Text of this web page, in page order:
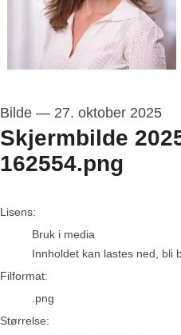
Bilde — 27. oktober 2025
Skjermbilde
162554.png
go to media item
Lisens:
Bruk i media
Innholdet kan lastes ned, bli
Filformat:
.png
Størrelse: